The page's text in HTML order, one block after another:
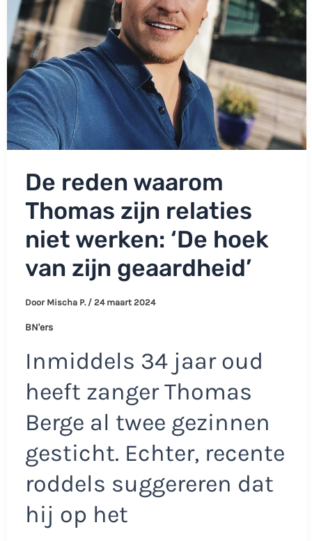
De reden waarom
Thomas zijn relaties
niet werken: ‘De hoek
van zijn geaardheid’
Door Mischa P. / 24 maart 2024
BN'ers
Inmiddels 34 jaar oud
heeft zanger Thomas
Berge al twee gezinnen
gesticht. Echter, recente
roddels suggereren dat
hij op het